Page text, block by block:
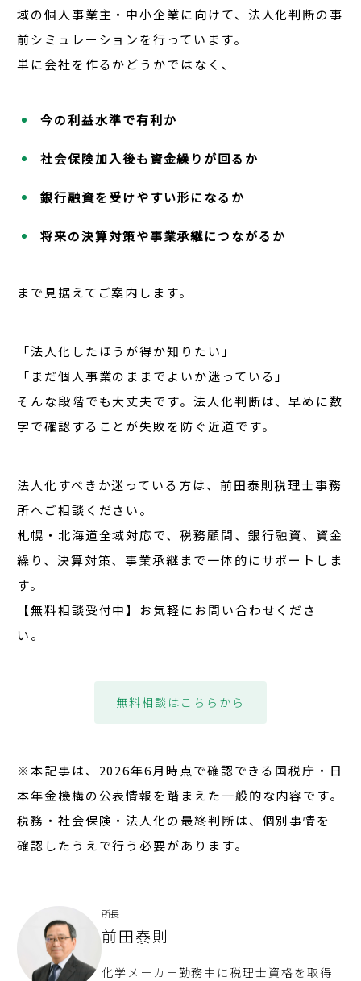
域の個人事業主・中小企業に向けて、 法人化判断の事
前シミュレーションを行っています。
単に会社を作るかどうかではなく、
今の利益水準で有利か
社会保険加入後も資金繰りが回るか
銀行融資を受けやすい形になるか
将来の決算対策や事業承継につながるか
まで見据えてご案内します。
「法人化したほうが得か知りたい」
「まだ個人事業のままでよいか迷っている」
そんな段階でも大丈夫です。 法人化判断は、早めに数
字で確認することが失敗を防ぐ近道です。
法人化すべきか迷っている方は、前田泰則税理士事務
所へご相談ください。
札幌・北海道全域対応で、税務顧問、銀行融資、資金
繰り、決算対策、事業承継 まで一体的にサポートしま
す。
【無料相談受付中】お気軽にお問い合わせくださ
い。
無料相談はこちらから
※本記事は、2026年6月時点で確認できる国税庁・日
本年金機構の公表情報を踏まえた一般的な内容です。
税務・社会保険・法人化の最終判断は、個別事情を
確認したうえで行う必要があります。
所長
前田泰則
化学メーカー勤務中に税理士資格を取得